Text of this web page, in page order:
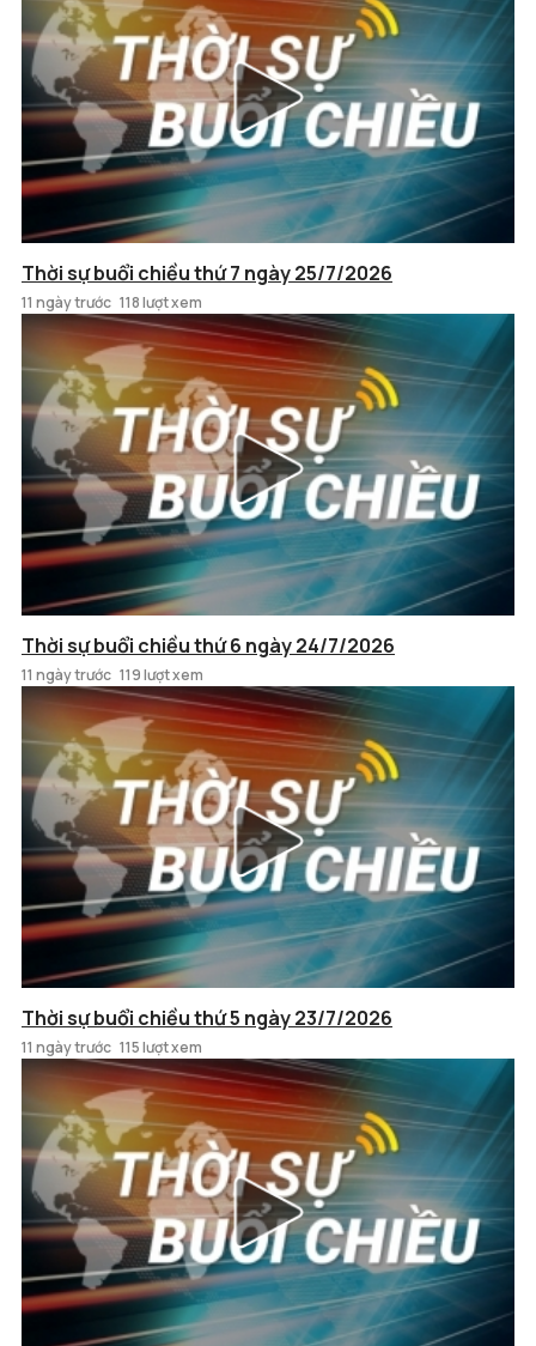
Thời sự buổi chiều thứ 7 ngày 25/7/2026
11 ngày trước 118 lượt xem
Thời sự buổi chiều thứ 6 ngày 24/7/2026
11 ngày trước 119 lượt xem
Thời sự buổi chiều thứ 5 ngày 23/7/2026
11 ngày trước 115 lượt xem